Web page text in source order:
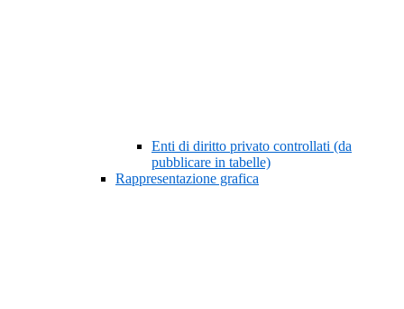
Enti di diritto privato controllati (da
pubblicare in tabelle)
Rappresentazione grafica